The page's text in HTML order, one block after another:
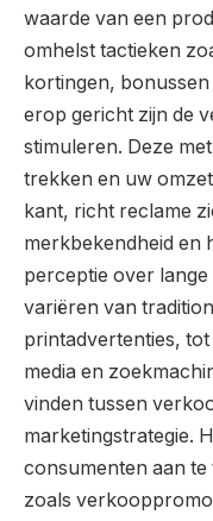
waarde van een
omhelst tactieken
kortingen, bonussen
erop gericht zijn de
stimuleren. Deze
trekken en uw
kant, richt reclame
merkbekendheid en
perceptie over
variëren van
printadvertenties,
media en
vinden tussen
marketingstrategie.
consumenten aan
zoals